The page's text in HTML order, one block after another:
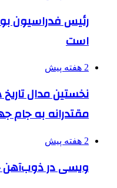
رئیس فدراسیون
است
2 هفته پیش
نخستین مدال
مقتدرانه به جام
2 هفته پیش
ویسی در ذوب‌آهن